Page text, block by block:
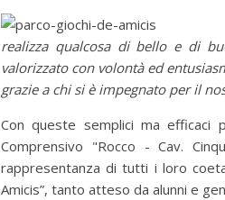
realizza qualcosa di bello e di
valorizzato con volontà ed
grazie a chi si è impegnato per il
Con queste semplici ma efficaci
Comprensivo "Rocco - Cav.
rappresentanza di tutti i loro
Amicis”, tanto atteso da alunni e